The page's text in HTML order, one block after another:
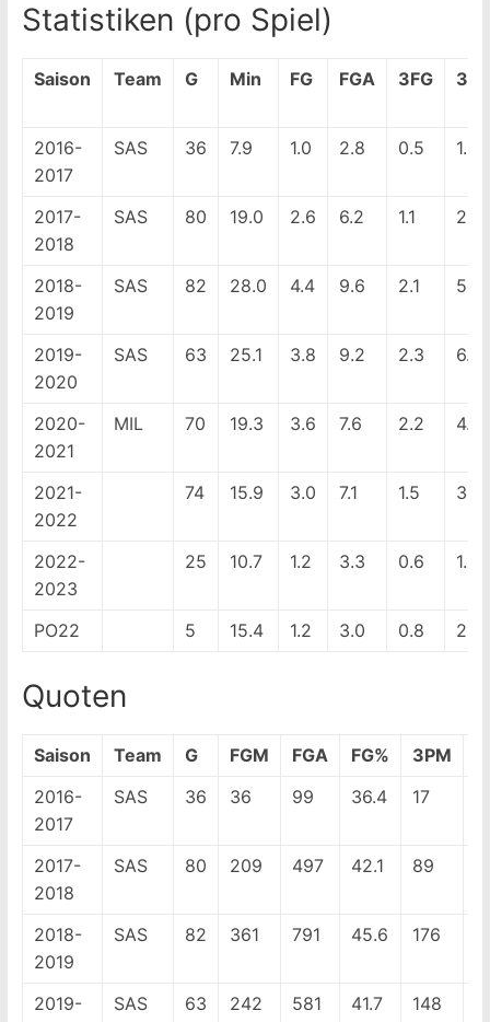
Statistiken (pro Spiel)
Saison Team G Min FG FGA 3FG
2016-
2017
SAS 36 7.9 1.0 2.8 0.5 1.5
2017-
2018
SAS 80 19.0 2.6 6.2 1.1 2.9
2018-
2019
SAS 82 28.0 4.4 9.6 2.1 5.0
2019-
2020
SAS 63 25.1 3.8 9.2 2.3 6.0
2020-
2021
MIL 70 19.3 3.6 7.6 2.2 4.9
2021-
2022
74 15.9 3.0 7.1 1.5 3.6
2022-
2023
25 10.7 1.2 3.3 0.6 1.8
PO22 5 15.4 1.2 3.0 0.8 2.2
Quoten
Saison Team G FGM FGA FG% 3PM
2016-
2017
SAS 36 36 99 36.4 17
2017-
2018
SAS 80 209 497 42.1 89
2018-
2019
SAS 82 361 791 45.6 176
2019-
SAS 63 242 581 41.7 148